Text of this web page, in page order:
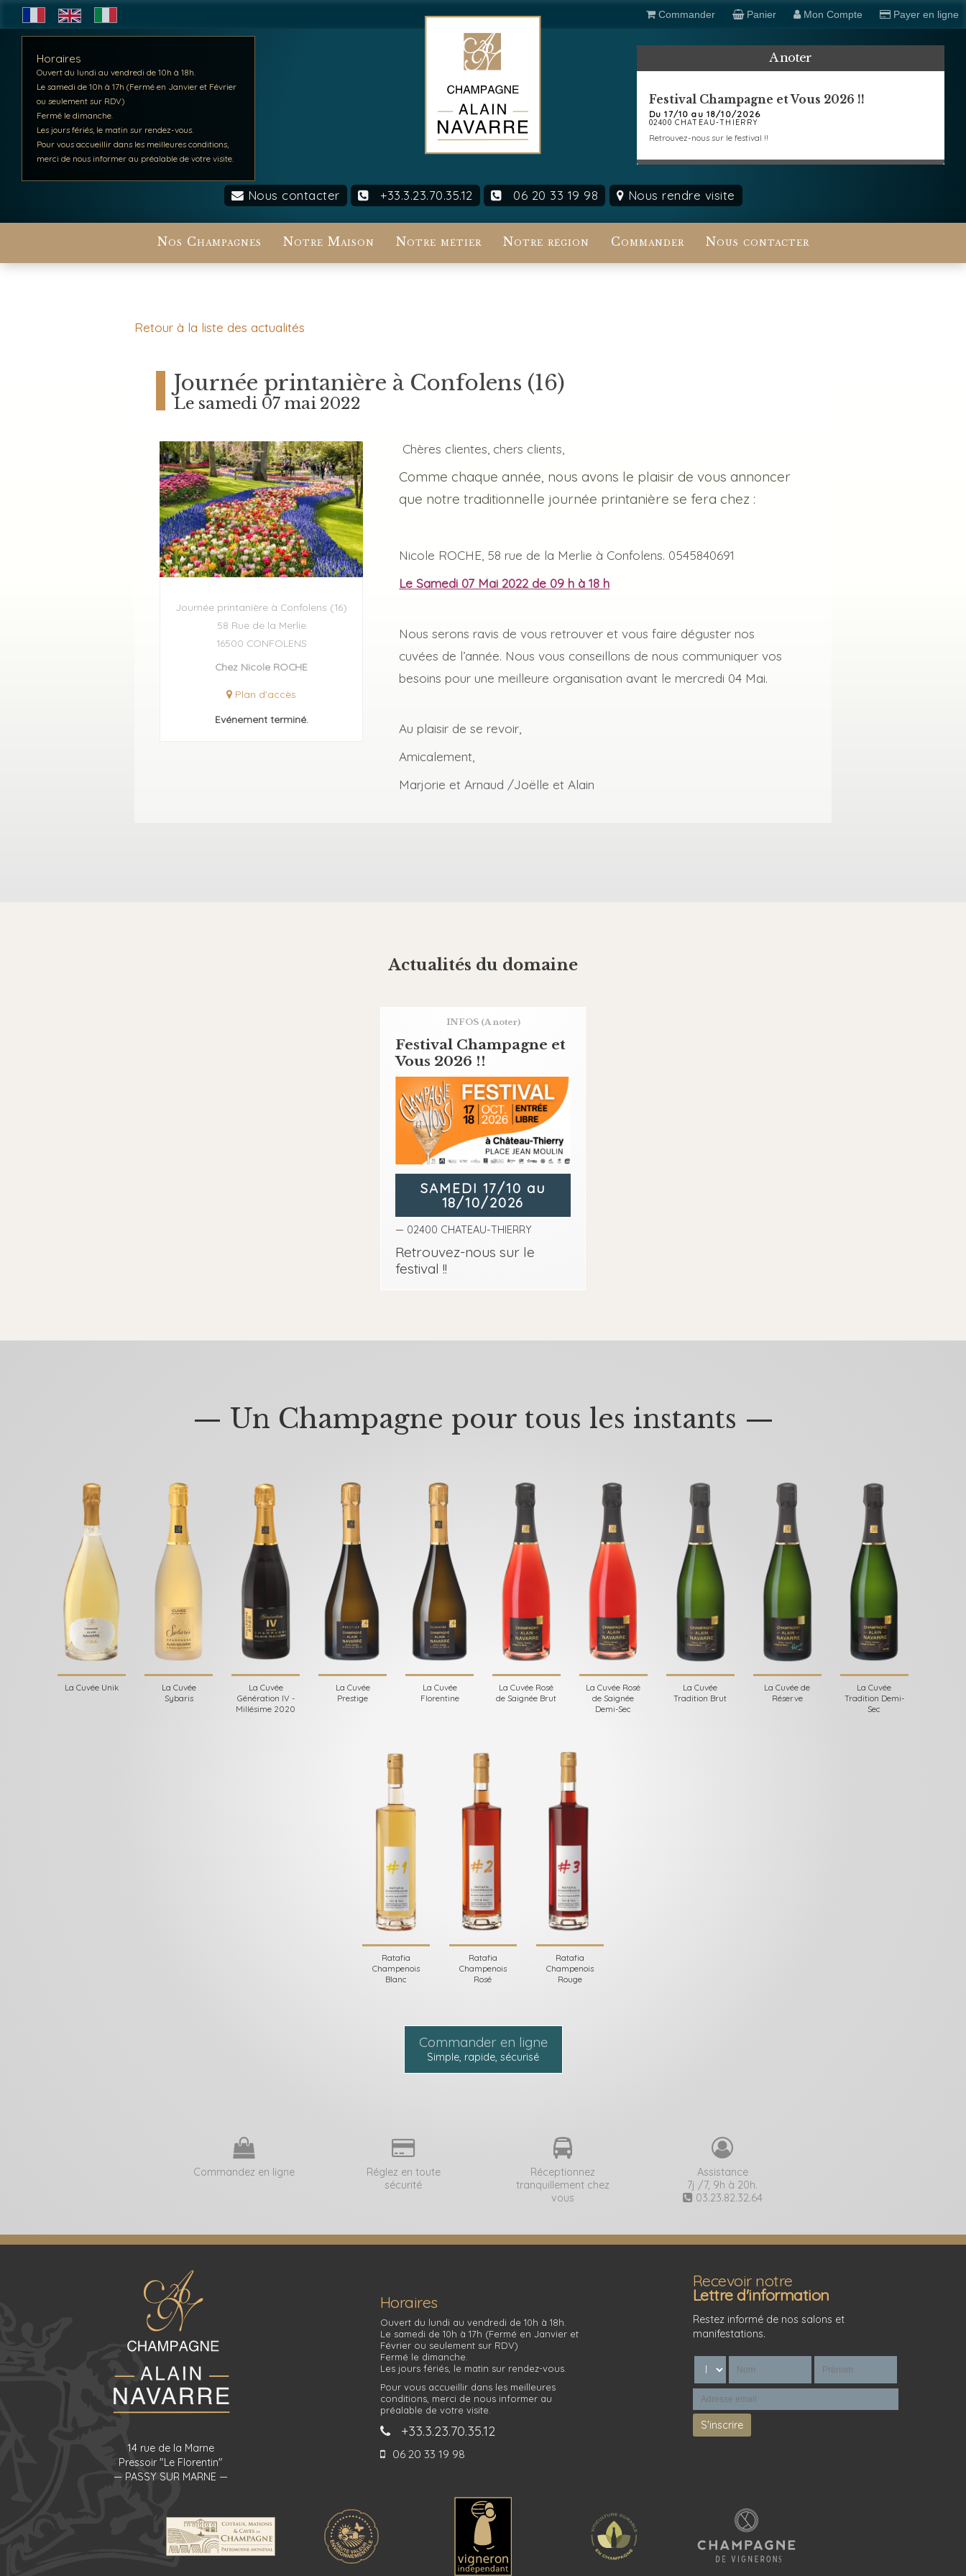
Horaires
Ouvert du lundi au vendredi de 10h à 18h.
Le samedi de 10h à 17h (Fermé en Janvier et Février
ou seulement sur RDV)
Fermé le dimanche.
Les jours fériés, le matin sur rendez-vous.
Pour vous accueillir dans les meilleures conditions,
merci de nous informer au préalable de votre visite.
A noter
Festival Champagne et Vous 2026 !!
Du 17/10 au 18/10/2026
02400 CHATEAU-THIERRY
Retrouvez-nous sur le festival !!
Nous contacter +33.3.23.70.35.12 06 20 33 19 98 Nous rendre visite
Nos Champagnes Notre Maison Notre métier Notre région Commander Nous contacter
Retour à la liste des actualités
Journée printanière à Confolens (16)
Le samedi 07 mai 2022
Journée printanière à Confolens (16)
58 Rue de la Merlie
16500 CONFOLENS
Chez Nicole ROCHE
Plan d'accès
Evénement terminé.
Chères clientes, chers clients,
Comme chaque année, nous avons le plaisir de vous annoncer
que notre traditionnelle journée printanière se fera chez :
Nicole ROCHE, 58 rue de la Merlie à Confolens. 0545840691
Le Samedi 07 Mai 2022 de 09 h à 18 h
Nous serons ravis de vous retrouver et vous faire déguster nos
cuvées de l’année. Nous vous conseillons de nous communiquer vos
besoins pour une meilleure organisation avant le mercredi 04 Mai.
Au plaisir de se revoir,
Amicalement,
Marjorie et Arnaud /Joëlle et Alain
Actualités du domaine
INFOS (A noter)
Festival Champagne et
Vous 2026 !!
SAMEDI 17/10 au
18/10/2026
— 02400 CHATEAU-THIERRY
Retrouvez-nous sur le
festival !!
— Un Champagne pour tous les instants —
La Cuvée Unik
La Cuvée
Sybaris
La Cuvée
Génération IV -
Millésime 2020
La Cuvée
Prestige
La Cuvée
Florentine
La Cuvée Rosé
de Saignée Brut
La Cuvée Rosé
de Saignée
Demi-Sec
La Cuvée
Tradition Brut
La Cuvée de
Réserve
La Cuvée
Tradition Demi-
Sec
Ratafia
Champenois
Blanc
Ratafia
Champenois
Rosé
Ratafia
Champenois
Rouge
Commander en ligne
Simple, rapide, sécurisé
Commandez en ligne
Réglez en toute
sécurité
Réceptionnez
tranquillement chez
vous
Assistance
7j /7, 9h à 20h.
03.23.82.32.64
14 rue de la Marne
Pressoir "Le Florentin"
— PASSY SUR MARNE —
Horaires
Ouvert du lundi au vendredi de 10h à 18h.
Le samedi de 10h à 17h (Fermé en Janvier et
Février ou seulement sur RDV)
Fermé le dimanche.
Les jours fériés, le matin sur rendez-vous.
Pour vous accueillir dans les meilleures
conditions, merci de nous informer au
préalable de votre visite.
+33.3.23.70.35.12
06 20 33 19 98
Recevoir notre
Lettre d'information
Restez informé de nos salons et
manifestations.
Commander Panier Mon Compte Payer en ligne